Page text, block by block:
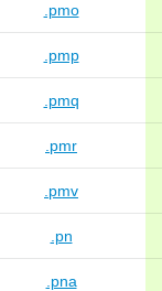
.pmo
.pmp
.pmq
.pmr
.pmv
.pn
.pna